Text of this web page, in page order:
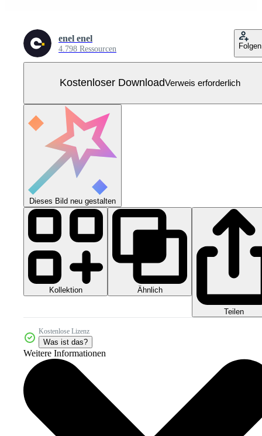
enel enel
4.798 Ressourcen Folgen
Kostenloser DownloadVerweis erforderlich
Dieses Bild neu gestalten
Kollektion Ähnlich
Teilen
Kostenlose Lizenz
Was ist das?
Weitere Informationen